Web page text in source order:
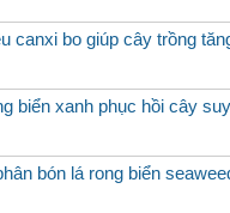
canxi bo giúp cây trồng
biển xanh phục hồi cây
bón lá rong biển